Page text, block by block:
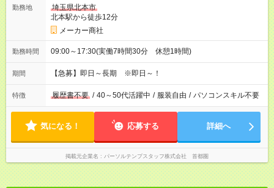
勤務地
埼玉県北本市
北本駅から徒歩12分
メーカー商社
勤務時間 09:00～17:30(実働7時間30分 休憩1時間)
期間 【急募】即日～長期 ※即日～！
特徴 履歴書不要 / 40～50代活躍中 / 服装自由 / パソコンスキル不要
気になる！ 応募する 詳細へ
掲載元企業名 パーソルテンプスタッフ株式会社 首都圏